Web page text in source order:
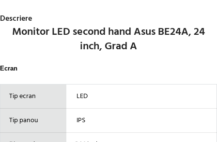
Descriere
Monitor LED second hand Asus BE24A, 24
inch, Grad A
Ecran
Tip ecran LED
Tip panou IPS